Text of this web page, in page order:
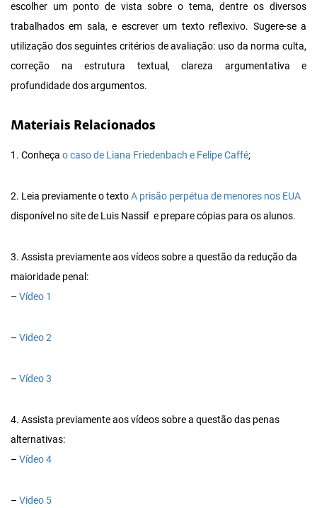
escolher um ponto de vista sobre o tema, dentre os diversos
trabalhados em sala, e escrever um texto reflexivo. Sugere-se a
utilização dos seguintes critérios de avaliação: uso da norma culta,
correção na estrutura textual, clareza argumentativa e
profundidade dos argumentos.
Materiais Relacionados
1. Conheça o caso de Liana Friedenbach e Felipe Caffé;
2. Leia previamente o textoA prisão perpétua de menores nos EUA
disponível no site de Luis Nassif e prepare cópias para os alunos.
3. Assista previamente aos vídeos sobre a questão da redução da
maioridade penal:
– Vídeo 1
– Video 2
– Vídeo 3
4. Assista previamente aos vídeos sobre a questão das penas
alternativas:
– Vídeo 4
– Video 5